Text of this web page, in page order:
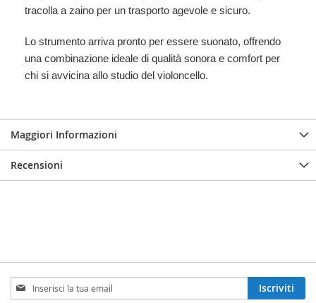
tracolla a zaino per un trasporto agevole e sicuro.
Lo strumento arriva pronto per essere suonato, offrendo
una combinazione ideale di qualità sonora e comfort per
chi si avvicina allo studio del violoncello.
Maggiori Informazioni
Recensioni
Iscriviti
alla
Iscriviti